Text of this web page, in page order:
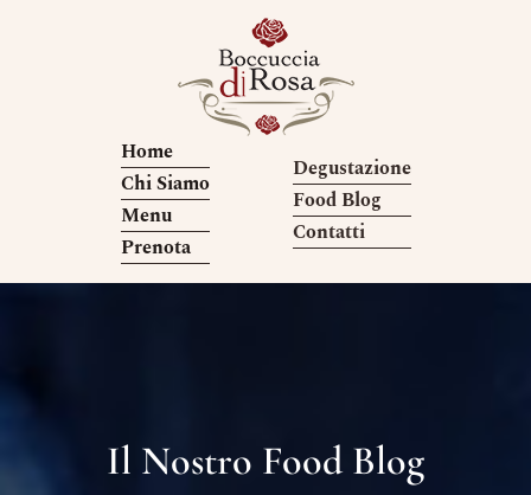
Home
Chi Siamo
Menu
Prenota
Degustazione
Food Blog
Contatti
Il Nostro Food Blog